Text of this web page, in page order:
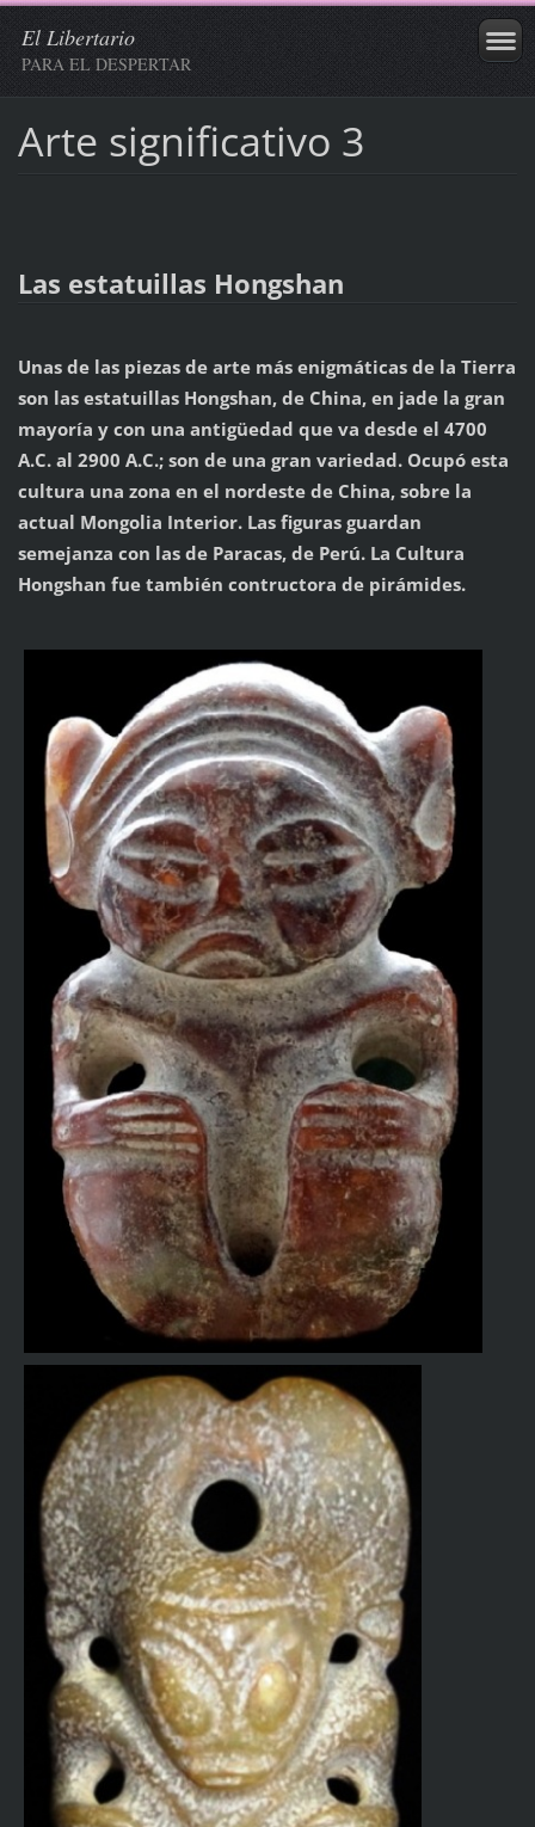
El Libertario
PARA EL DESPERTAR
Arte significativo 3
Las estatuillas Hongshan
Unas de las piezas de arte más enigmáticas de la Tierra
son las estatuillas Hongshan, de China, en jade la gran
mayoría y con una antigüedad que va desde el 4700
A.C. al 2900 A.C.; son de una gran variedad. Ocupó esta
cultura una zona en el nordeste de China, sobre la
actual Mongolia Interior. Las figuras guardan
semejanza con las de Paracas, de Perú. La Cultura
Hongshan fue también contructora de pirámides.